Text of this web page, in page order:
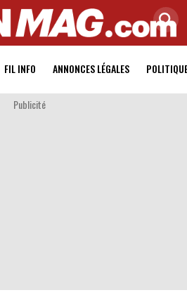
FIL INFO ANNONCES LÉGALES
Publicité